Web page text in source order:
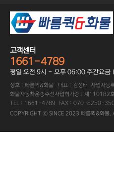
고객센터
1661-4789
평일 오전 9시 - 오후 06:00 주간요금
상호 : 빠름퀵&화물 대표 : 김성태 사업자
화물자동차운송주선사업허가증 : 제110182
TEL : 1661-4789 FAX : 070-8250-
COPYRIGHT ⓒ SINCE 2023 빠름퀵&화물.